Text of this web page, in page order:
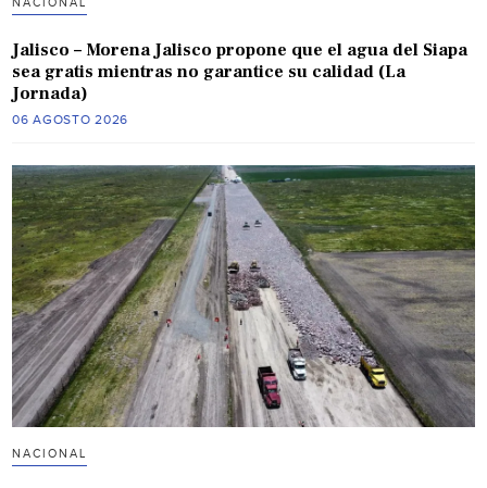
NACIONAL
Jalisco – Morena Jalisco propone que el agua del Siapa
sea gratis mientras no garantice su calidad (La
Jornada)
06 AGOSTO 2026
NACIONAL